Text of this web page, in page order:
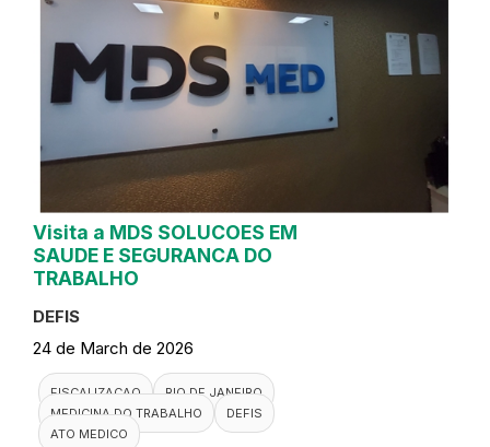
Visita a MDS SOLUCOES EM
SAUDE E SEGURANCA DO
TRABALHO
DEFIS
24 de March de 2026
FISCALIZACAO
RIO DE JANEIRO
MEDICINA DO TRABALHO
DEFIS
ATO MEDICO